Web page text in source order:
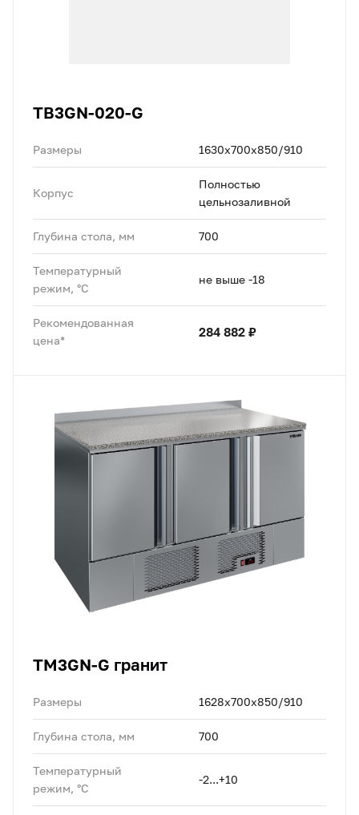
TB3GN-020-G
Размеры 1630х700х850/910
Корпус
Полностью
цельнозаливной
Глубина стола, мм 700
Температурный
режим, °C
не выше -18
Рекомендованная
цена*
284 882 ₽
TM3GN-G гранит
Размеры 1628х700х850/910
Глубина стола, мм 700
Температурный
режим, °C
-2...+10